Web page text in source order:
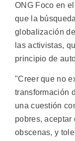
ONG Foco en
que la
globalización
las activistas,
principio de
"Creer que no
transformación
una cuestión
pobres,
obscenas, y